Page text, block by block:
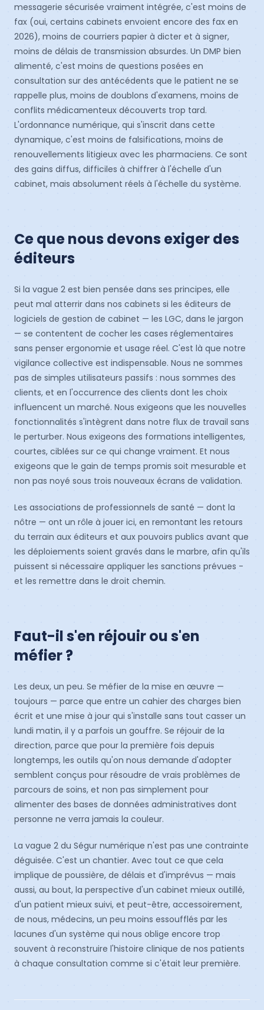
messagerie sécurisée vraiment intégrée, c'est moins de
fax (oui, certains cabinets envoient encore des fax en
2026), moins de courriers papier à dicter et à signer,
moins de délais de transmission absurdes. Un DMP bien
alimenté, c'est moins de questions posées en
consultation sur des antécédents que le patient ne se
rappelle plus, moins de doublons d'examens, moins de
conflits médicamenteux découverts trop tard.
L'ordonnance numérique, qui s'inscrit dans cette
dynamique, c'est moins de falsifications, moins de
renouvellements litigieux avec les pharmaciens. Ce sont
des gains diffus, difficiles à chiffrer à l'échelle d'un
cabinet, mais absolument réels à l'échelle du système.
Ce que nous devons exiger des
éditeurs
Si la vague 2 est bien pensée dans ses principes, elle
peut mal atterrir dans nos cabinets si les éditeurs de
logiciels de gestion de cabinet — les LGC, dans le jargon
— se contentent de cocher les cases réglementaires
sans penser ergonomie et usage réel. C'est là que notre
vigilance collective est indispensable. Nous ne sommes
pas de simples utilisateurs passifs : nous sommes des
clients, et en l'occurrence des clients dont les choix
influencent un marché. Nous exigeons que les nouvelles
fonctionnalités s'intègrent dans notre flux de travail sans
le perturber. Nous exigeons des formations intelligentes,
courtes, ciblées sur ce qui change vraiment. Et nous
exigeons que le gain de temps promis soit mesurable et
non pas noyé sous trois nouveaux écrans de validation.
Les associations de professionnels de santé — dont la
nôtre — ont un rôle à jouer ici, en remontant les retours
du terrain aux éditeurs et aux pouvoirs publics avant que
les déploiements soient gravés dans le marbre, afin qu'ils
puissent si nécessaire appliquer les sanctions prévues -
et les remettre dans le droit chemin.
Faut-il s'en réjouir ou s'en
méfier ?
Les deux, un peu. Se méfier de la mise en œuvre —
toujours — parce que entre un cahier des charges bien
écrit et une mise à jour qui s'installe sans tout casser un
lundi matin, il y a parfois un gouffre. Se réjouir de la
direction, parce que pour la première fois depuis
longtemps, les outils qu'on nous demande d'adopter
semblent conçus pour résoudre de vrais problèmes de
parcours de soins, et non pas simplement pour
alimenter des bases de données administratives dont
personne ne verra jamais la couleur.
La vague 2 du Ségur numérique n'est pas une contrainte
déguisée. C'est un chantier. Avec tout ce que cela
implique de poussière, de délais et d'imprévus — mais
aussi, au bout, la perspective d'un cabinet mieux outillé,
d'un patient mieux suivi, et peut-être, accessoirement,
de nous, médecins, un peu moins essoufflés par les
lacunes d'un système qui nous oblige encore trop
souvent à reconstruire l'histoire clinique de nos patients
à chaque consultation comme si c'était leur première.